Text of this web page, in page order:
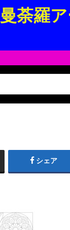
曼荼羅
シェア